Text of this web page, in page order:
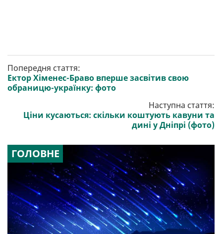
Попередня стаття:
Ектор Хіменес-Браво вперше засвітив свою
обраницю-українку: фото
Наступна стаття:
Ціни кусаються: скільки коштують кавуни та
дині у Дніпрі (фото)
ГОЛОВНЕ